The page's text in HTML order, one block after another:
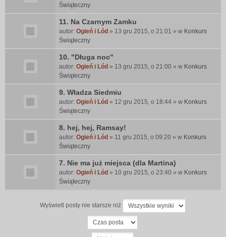
Świąteczny
11. Na Czarnym Zamku
autor: Ogień i Lód » 13 gru 2015, o 21:01 » w Konkurs
Świąteczny
10. "Długa noc"
autor: Ogień i Lód » 13 gru 2015, o 21:00 » w Konkurs
Świąteczny
9. Władza Siedmiu
autor: Ogień i Lód » 12 gru 2015, o 18:44 » w Konkurs
Świąteczny
8. hej, hej, Ramsay!
autor: Ogień i Lód » 11 gru 2015, o 09:20 » w Konkurs
Świąteczny
7. Nie ma już miejsca (dla Martina)
autor: Ogień i Lód » 10 gru 2015, o 23:40 » w Konkurs
Świąteczny
Wyświetl posty nie starsze niż